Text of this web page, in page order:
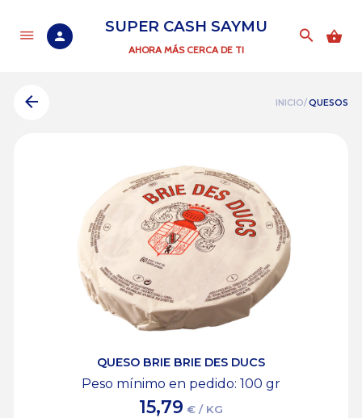
SUPER CASH SAYMU
AHORA MÁS CERCA DE TI
INICIO/QUESOS
QUESO BRIE BRIE DES DUCS
Peso mínimo en pedido: 100 gr
15,79 € / KG